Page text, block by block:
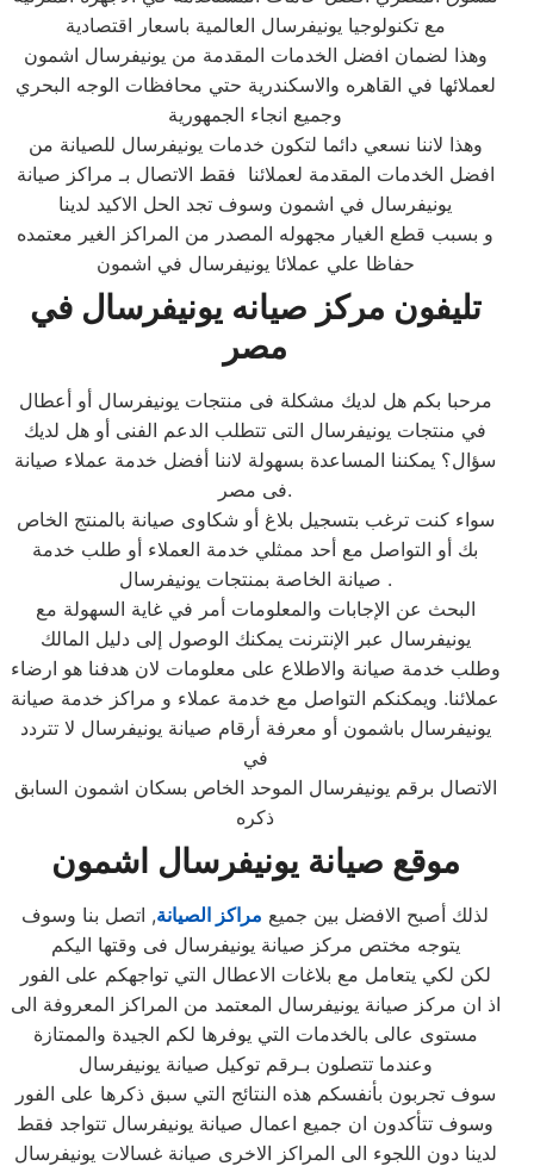
مع تكنولوجيا يونيفرسال العالمية باسعار اقتصادية
وهذا لضمان افضل الخدمات المقدمة من يونيفرسال اشمون
لعملائها في القاهره والاسكندرية حتي محافظات الوجه البحري
وجميع انجاء الجمهورية
وهذا لاننا نسعي دائما لتكون خدمات يونيفرسال للصيانة من
افضل الخدمات المقدمة لعملائنا فقط الاتصال بـ مراكز صيانة
يونيفرسال في اشمون وسوف تجد الحل الاكيد لدينا
و بسبب قطع الغيار مجهوله المصدر من المراكز الغير معتمده
حفاظا علي عملائا يونيفرسال في اشمون
تليفون مركز صيانه يونيفرسال في
مصر
مرحبا بكم هل لديك مشكلة فى منتجات يونيفرسال أو أعطال
في منتجات يونيفرسال التى تتطلب الدعم الفنى أو هل لديك
سؤال؟ يمكننا المساعدة بسهولة لاننا أفضل خدمة عملاء صيانة
فى مصر.
سواء كنت ترغب بتسجيل بلاغ أو شكاوى صيانة بالمنتج الخاص
بك أو التواصل مع أحد ممثلي خدمة العملاء أو طلب خدمة
صيانة الخاصة بمنتجات يونيفرسال .
البحث عن الإجابات والمعلومات أمر في غاية السهولة مع
يونيفرسال عبر الإنترنت يمكنك الوصول إلى دليل المالك
وطلب خدمة صيانة والاطلاع على معلومات لان هدفنا هو ارضاء
عملائنا. ويمكنكم التواصل مع خدمة عملاء و مراكز خدمة صيانة
يونيفرسال باشمون أو معرفة أرقام صيانة يونيفرسال لا تتردد
في
الاتصال برقم يونيفرسال الموحد الخاص بسكان اشمون السابق
ذكره
موقع صيانة يونيفرسال اشمون
لذلك أصبح الافضل بين جميع مراكز الصيانة, اتصل بنا وسوف
يتوجه مختص مركز صيانة يونيفرسال فى وقتها اليكم
لكن لكي يتعامل مع بلاغات الاعطال التي تواجهكم على الفور
اذ ان مركز صيانة يونيفرسال المعتمد من المراكز المعروفة الى
مستوى عالى بالخدمات التي يوفرها لكم الجيدة والممتازة
وعندما تتصلون بـرقم توكيل صيانة يونيفرسال
سوف تجربون بأنفسكم هذه النتائج التي سبق ذكرها على الفور
وسوف تتأكدون ان جميع اعمال صيانة يونيفرسال تتواجد فقط
لدينا دون اللجوء الى المراكز الاخرى صيانة غسالات يونيفرسال